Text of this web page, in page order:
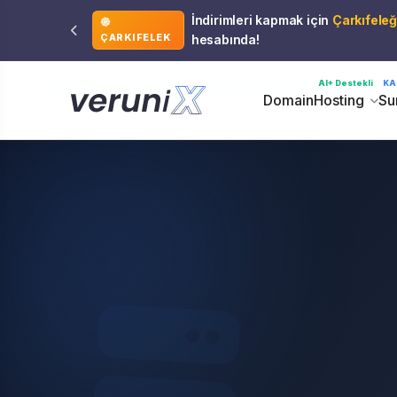
ÇARKIFELEK
İndirimleri kapmak için
hesabında!
Domain
AI+ Destekli
Hosting